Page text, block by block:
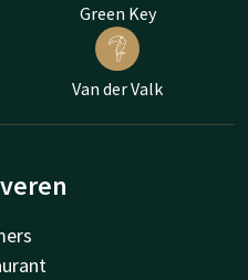
Green Key
Van der Valk